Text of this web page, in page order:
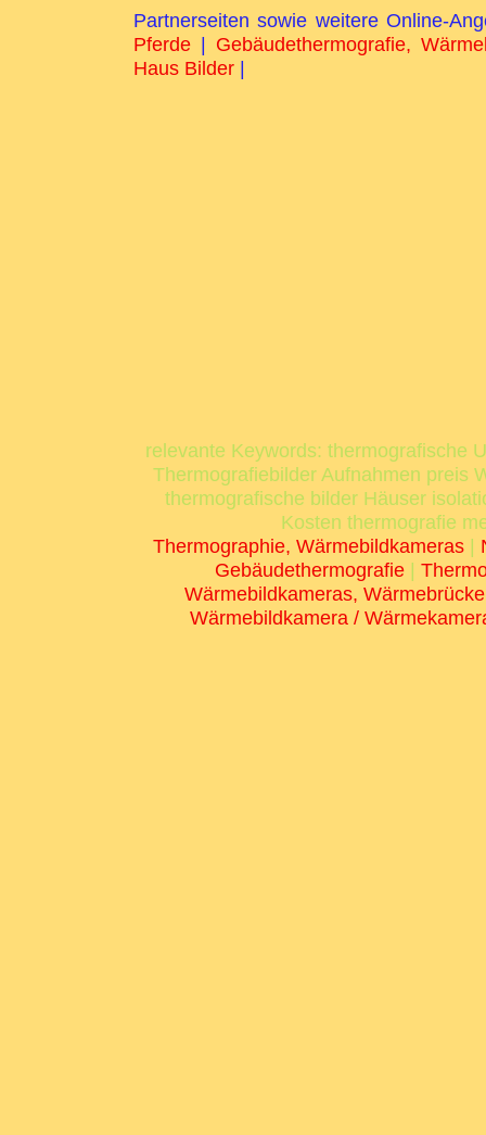
Partnerseiten sowie weitere Online-
Pferde | Gebäudethermografie,
Haus Bilder |
relevante Keywords: thermografische
Thermografiebilder Aufnahmen preis
thermografische bilder Häuser
Kosten thermografie
Thermographie, Wärmebildkameras |
Gebäudethermografie |
Wärmebildkameras,
Wärmebildkamera /